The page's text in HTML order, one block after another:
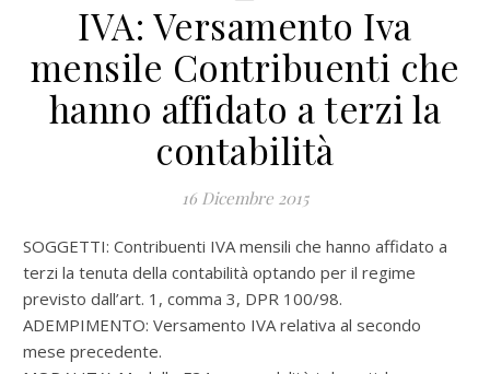
IVA: Versamento Iva
mensile Contribuenti che
hanno affidato a terzi la
contabilità
16 Dicembre 2015
SOGGETTI: Contribuenti IVA mensili che hanno affidato a
terzi la tenuta della contabilità optando per il regime
previsto dall’art. 1, comma 3, DPR 100/98.
ADEMPIMENTO: Versamento IVA relativa al secondo
mese precedente.